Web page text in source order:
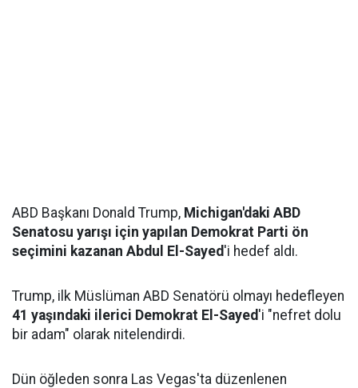
ABD Başkanı Donald Trump, Michigan'daki ABD
Senatosu yarışı için yapılan Demokrat Parti ön
seçimini kazanan Abdul El-Sayed'i hedef aldı.
Trump, ilk Müslüman ABD Senatörü olmayı hedefleyen
41 yaşındaki ilerici Demokrat El-Sayed'i "nefret dolu
bir adam" olarak nitelendirdi.
Dün öğleden sonra Las Vegas'ta düzenlenen